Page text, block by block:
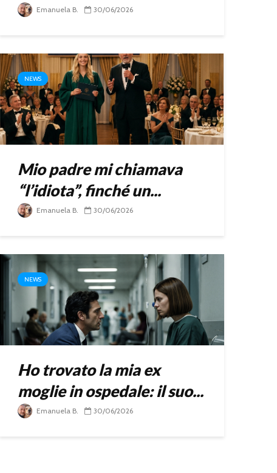
Emanuela B. 30/06/2026
NEWS
Mio padre mi chiamava
“l’idiota”, finché un...
Emanuela B. 30/06/2026
NEWS
Ho trovato la mia ex
moglie in ospedale: il suo...
Emanuela B. 30/06/2026